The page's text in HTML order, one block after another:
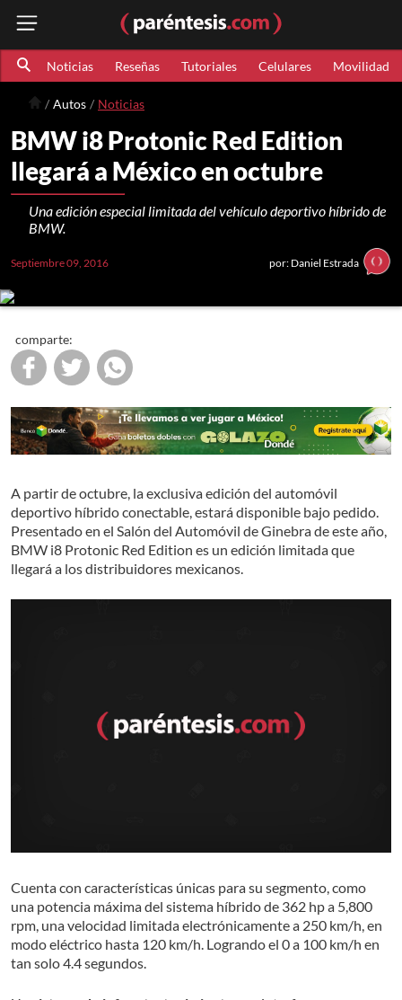
Noticias Reseñas Tutoriales Celulares Movilidad
Autos Noticias
BMW i8 Protonic Red Edition
llegará a México en octubre
Una edición especial limitada del vehículo deportivo híbrido de
BMW.
Septiembre 09, 2016 por: Daniel Estrada
comparte:
A partir de octubre, la exclusiva edición del automóvil
deportivo híbrido conectable, estará disponible bajo pedido.
Presentado en el Salón del Automóvil de Ginebra de este año,
BMW i8 Protonic Red Edition es un edición limitada que
llegará a los distribuidores mexicanos.
Cuenta con características únicas para su segmento, como
una potencia máxima del sistema híbrido de 362 hp a 5,800
rpm, una velocidad limitada electrónicamente a 250 km/h, en
modo eléctrico hasta 120 km/h. Logrando el 0 a 100 km/h en
tan solo 4.4 segundos.